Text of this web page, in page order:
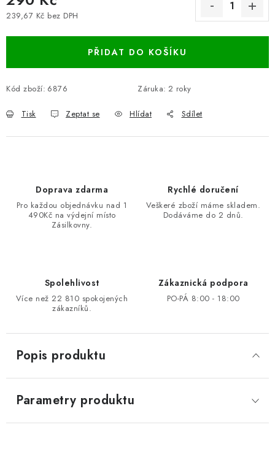
239,67 Kč bez DPH
PŘIDAT DO KOŠÍKU
Kód zboží: 6876 Záruka: 2 roky
Tisk Zeptat se Hlídat Sdílet
Doprava zdarma
Pro každou objednávku nad 1
490Kč na výdejní místo
Zásilkovny.
Rychlé doručení
Veškeré zboží máme skladem.
Dodáváme do 2 dnů.
Spolehlivost
Více než 22 810 spokojených
zákazníků.
Zákaznická podpora
PO-PÁ 8:00 - 18:00
Popis produktu
Parametry produktu